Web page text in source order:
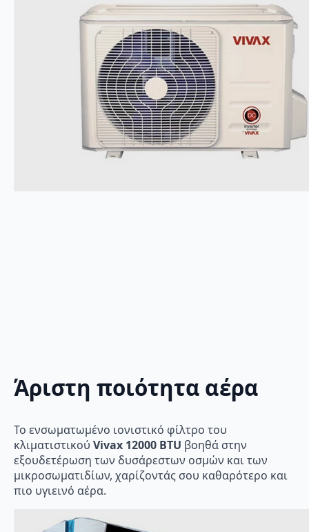
Άριστη ποιότητα αέρα
Το ενσωματωμένο ιονιστικό φίλτρο του
κλιματιστικού Vivax 12000 BTU βοηθά στην
εξουδετέρωση των δυσάρεστων οσμών και των
μικροσωματιδίων, χαρίζοντάς σου καθαρότερο και
πιο υγιεινό αέρα.